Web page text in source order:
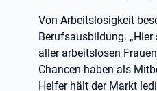
Von Arbeitslosigkeit
Berufsausbildung.
aller arbeitslosen
Chancen haben als
Helfer hält der Markt